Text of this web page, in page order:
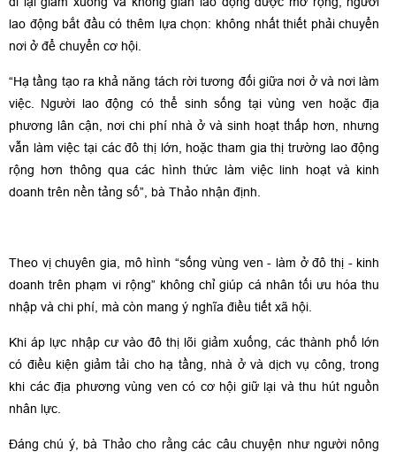
lao động bắt đầu có thêm lựa chọn: không nhất thiết phải chuyển
nơi ở để chuyển cơ hội.
“Hạ tầng tạo ra khả năng tách rời tương đối giữa nơi ở và nơi làm
việc. Người lao động có thể sinh sống tại vùng ven hoặc địa
phương lân cận, nơi chi phí nhà ở và sinh hoạt thấp hơn, nhưng
vẫn làm việc tại các đô thị lớn, hoặc tham gia thị trường lao động
rộng hơn thông qua các hình thức làm việc linh hoạt và kinh
doanh trên nền tảng số”, bà Thảo nhận định.
Theo vị chuyên gia, mô hình “sống vùng ven - làm ở đô thị - kinh
doanh trên phạm vi rộng” không chỉ giúp cá nhân tối ưu hóa thu
nhập và chi phí, mà còn mang ý nghĩa điều tiết xã hội.
Khi áp lực nhập cư vào đô thị lõi giảm xuống, các thành phố lớn
có điều kiện giảm tải cho hạ tầng, nhà ở và dịch vụ công, trong
khi các địa phương vùng ven có cơ hội giữ lại và thu hút nguồn
nhân lực.
Đáng chú ý, bà Thảo cho rằng các câu chuyện như người nông